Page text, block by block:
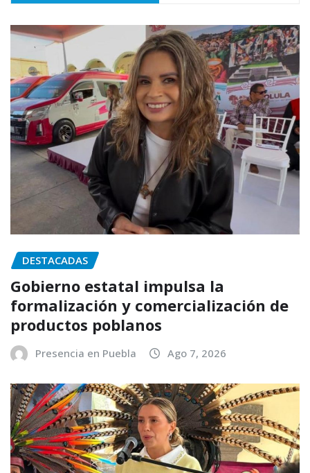
DESTACADAS
Gobierno estatal impulsa la
formalización y comercialización de
productos poblanos
Presencia en Puebla Ago 7, 2026